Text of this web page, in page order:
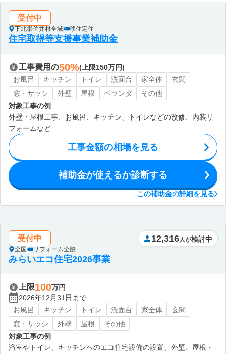
受付中
下北郡佐井村全域 移住定住
住宅取得等支援事業補助金
工事費用の50%(上限150万円)
お風呂
キッチン トイレ 洗面台 家全体
玄関
窓・サッシ
外壁 屋根 ベランダ
その他
対象工事の例
外壁・屋根工事、お風呂、キッチン、トイレなどの改修、内装リ
フォームなど
工事金額の相場を見る
補助金が使えるか診断する
この補助金の詳細を見る
受付中
全国 リフォーム全般
12,316 人が検討中
みらいエコ住宅2026事業
上限100万円
2026年12月31日まで
お風呂
キッチン トイレ 洗面台 家全体
玄関
窓・サッシ
外壁 屋根
その他
対象工事の例
浴室やトイレ、キッチンへのエコ住宅設備の設置、外壁、屋根・